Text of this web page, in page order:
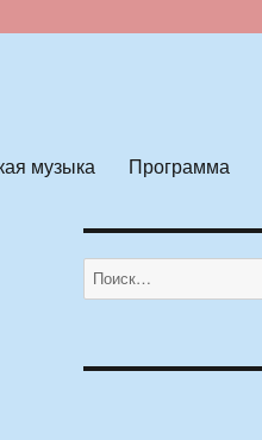
музыка Программа
Искать: